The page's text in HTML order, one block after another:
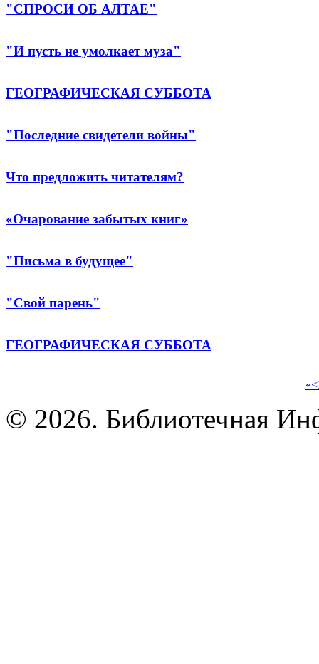
"СПРОСИ ОБ АЛТАЕ"
"И пусть не умолкает муза"
ГЕОГРАФИЧЕСКАЯ СУББОТА
"Последние свидетели войны"
Что предложить читателям?
«Очарование забытых книг»
"Письма в будущее"
"Свой парень"
ГЕОГРАФИЧЕСКАЯ СУББОТА
«<
© 2026. Библиотечная